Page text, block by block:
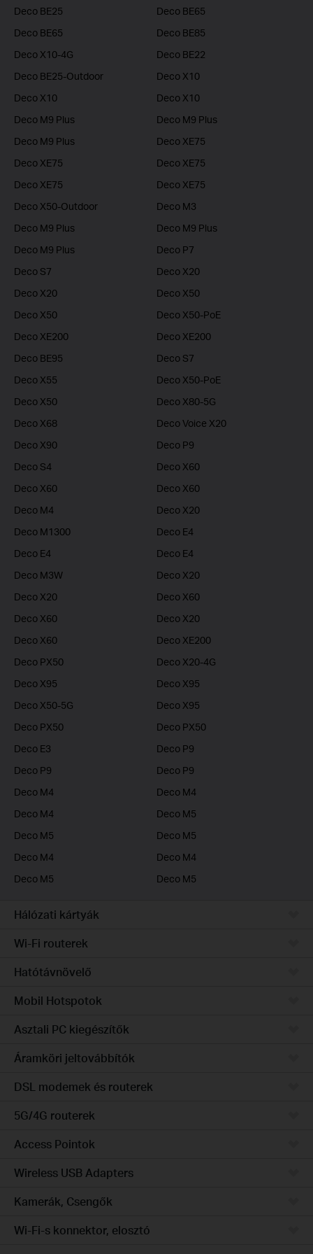
Deco BE25
Deco BE65
Deco BE65
Deco BE85
Deco X10-4G
Deco BE22
Deco BE25-Outdoor
Deco X10
Deco X10
Deco X10
Deco M9 Plus
Deco M9 Plus
Deco M9 Plus
Deco XE75
Deco XE75
Deco XE75
Deco XE75
Deco XE75
Deco X50-Outdoor
Deco M3
Deco M9 Plus
Deco M9 Plus
Deco M9 Plus
Deco P7
Deco S7
Deco X20
Deco X20
Deco X50
Deco X50
Deco X50-PoE
Deco XE200
Deco XE200
Deco BE95
Deco S7
Deco X55
Deco X50-PoE
Deco X50
Deco X80-5G
Deco X68
Deco Voice X20
Deco X90
Deco P9
Deco S4
Deco X60
Deco X60
Deco X60
Deco M4
Deco X20
Deco M1300
Deco E4
Deco E4
Deco E4
Deco M3W
Deco X20
Deco X20
Deco X60
Deco X60
Deco X20
Deco X60
Deco XE200
Deco PX50
Deco X20-4G
Deco X95
Deco X95
Deco X50-5G
Deco X95
Deco PX50
Deco PX50
Deco E3
Deco P9
Deco P9
Deco P9
Deco M4
Deco M4
Deco M4
Deco M5
Deco M5
Deco M5
Deco M4
Deco M4
Deco M5
Deco M5
Hálózati kártyák
Wi-Fi routerek
Hatótávnövelő
Mobil Hotspotok
Asztali PC kiegészítők
Áramköri jeltovábbítók
DSL modemek és routerek
5G/4G routerek
Access Pointok
Wireless USB Adapters
Kamerák, Csengők
Wi-Fi-s konnektor, elosztó